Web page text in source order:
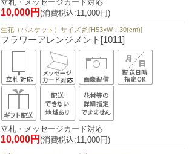
立札・メッセージカード対応
10,000円 (消費税込:11,000円)
生花（バスケット）サイズ 約[H53×W：30(cm)]
フラワーアレンジメント[1011]
立札・メッセージカード対応
10,000円 (消費税込:11,000円)